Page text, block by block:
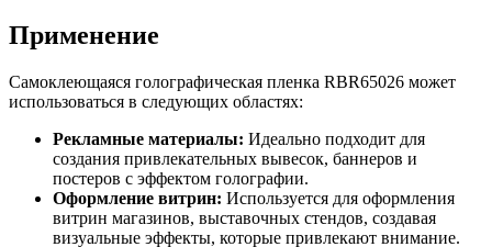
Применение
Самоклеющаяся голографическая пленка RBR65026 может
использоваться в следующих областях:
Рекламные материалы: Идеально подходит для
создания привлекательных вывесок, баннеров и
постеров с эффектом голографии.
Оформление витрин: Используется для оформления
витрин магазинов, выставочных стендов, создавая
визуальные эффекты, которые привлекают внимание.